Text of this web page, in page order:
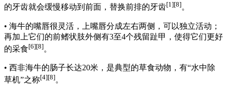
的牙齿就会缓慢移动到前面，替换前排的牙齿[1][8]。
• 海牛的嘴唇很灵活，上嘴唇分成左右两侧，可以独立活动；
再加上它们的前鳍状肢外侧有3至4个残留趾甲，使得它们更好
的采食[6][8]。
• 西非海牛的肠子长达20米，是典型的草食动物，有“水中除
草机”之称[4][8]。